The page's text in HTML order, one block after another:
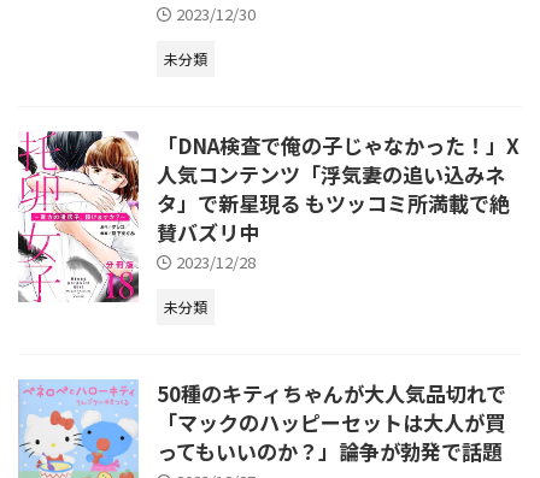
2023/12/30
未分類
「DNA検査で俺の子じゃなかった！」X
人気コンテンツ「浮気妻の追い込みネ
タ」で新星現る もツッコミ所満載で絶
賛バズリ中
2023/12/28
未分類
50種のキティちゃんが大人気品切れで
「マックのハッピーセットは大人が買
ってもいいのか？」論争が勃発で話題